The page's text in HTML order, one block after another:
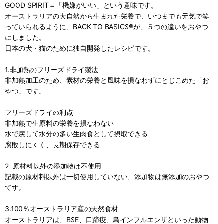
GOOD SPIRIT＝「機嫌がいい」という意味です。
オーストラリアの大自然から生まれた栄養で、いつまでも元気で笑
っていられるように、BACK TO BASICS®が、５つの違いをおやつ
にしました。
日本の犬・猫のために独自開発したレシピです。
1.非加熱のフリーズドライ製法
非加熱加工のため、素材の栄養と風味を損なわずにとじこめた「お
やつ」です。
フリーズドライの利点
非加熱で生原料の栄養を損なわない
水で戻して水分の多い生肉食として摂取できる
腐敗しにくく、長期保存できる
2. 原材料以外の添加物は不使用
記載の原材料以外は一切使用していない、添加物は無添加のおやつ
です。
3.100％オーストラリア産の天然食材
オーストラリアは、BSE、口蹄疫、鳥インフルエンザといった動物